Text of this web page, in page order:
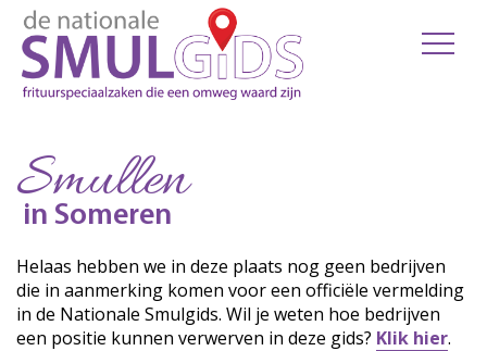
Smullen
in Someren
Helaas hebben we in deze plaats nog geen bedrijven
die in aanmerking komen voor een officiële vermelding
in de Nationale Smulgids. Wil je weten hoe bedrijven
een positie kunnen verwerven in deze gids? Klik hier.